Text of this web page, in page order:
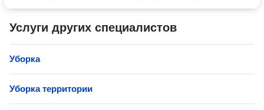
Услуги других специалистов
Уборка
Уборка территории